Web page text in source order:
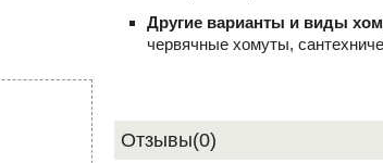
Другие варианты и виды
червячные хомуты,
Отзывы(0)